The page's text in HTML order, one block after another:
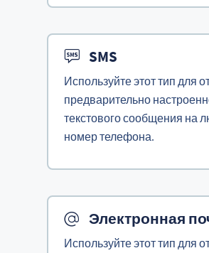
SMS
Используйте этот тип для
предварительно
текстового сообщения на
номер телефона.
Электронная
Используйте этот тип для